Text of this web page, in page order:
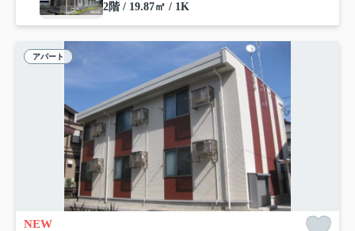
2階 / 19.87㎡ / 1K
アパート
NEW